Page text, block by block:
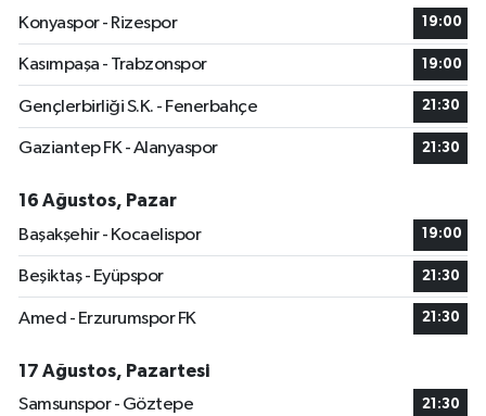
Konyaspor - Rizespor
19:00
Kasımpaşa - Trabzonspor 19:00
Gençlerbirliği S.K. - Fenerbahçe 21:30
Gaziantep FK - Alanyaspor 21:30
16 Ağustos, Pazar
Başakşehir - Kocaelispor
19:00
Beşiktaş - Eyüpspor 21:30
Amed - Erzurumspor FK 21:30
17 Ağustos, Pazartesi
Samsunspor - Göztepe
21:30